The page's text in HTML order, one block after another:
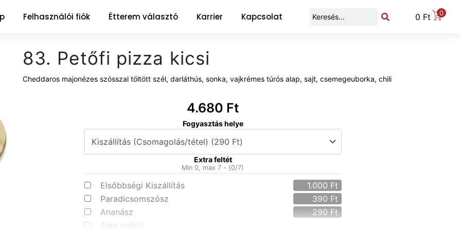
Felhasználói fiók Étterem választó Karrier Kapcsolat 0 Ft 0
83. Petőfi pizza kicsi
Cheddaros majonézes szósszal töltött szél, darláthús, sonka, vajkrémes túrós alap, sajt, csemegeuborka, chili
4.680 Ft
Fogyasztás helye
Extra feltét
Min 0, max 7 - (0/7)
Elsőbbségi Kiszállítás 1.000 Ft
Paradicsomszósz
390 Ft
Ananász
290Ft
Alap nélkül
pizza
kicsi
mennyiség